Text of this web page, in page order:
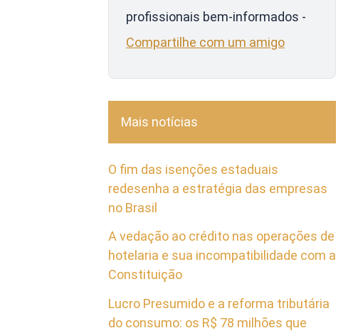
profissionais bem-informados -
Compartilhe com um amigo
Mais notícias
O fim das isenções estaduais
redesenha a estratégia das empresas
no Brasil
A vedação ao crédito nas operações de
hotelaria e sua incompatibilidade com a
Constituição
Lucro Presumido e a reforma tributária
do consumo: os R$ 78 milhões que